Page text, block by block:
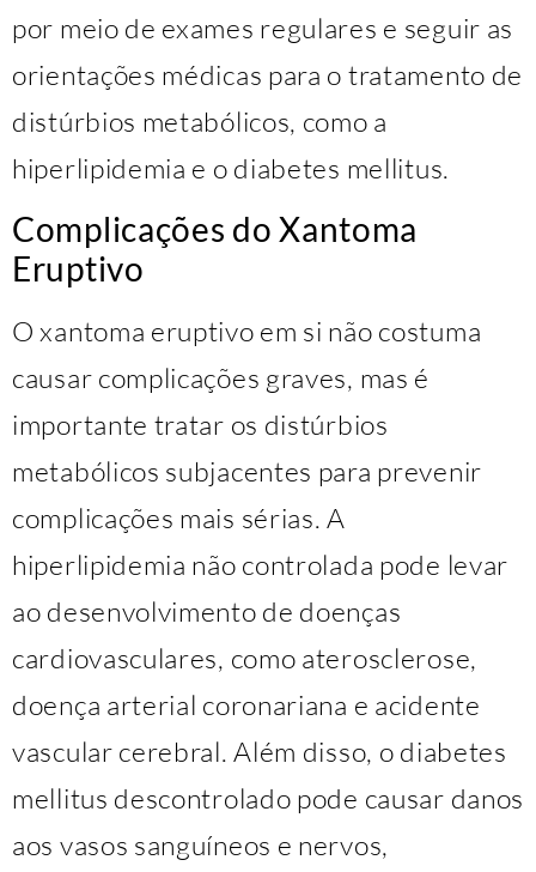
por meio de exames regulares e seguir as
orientações médicas para o tratamento de
distúrbios metabólicos, como a
hiperlipidemia e o diabetes mellitus.
Complicações do Xantoma
Eruptivo
O xantoma eruptivo em si não costuma
causar complicações graves, mas é
importante tratar os distúrbios
metabólicos subjacentes para prevenir
complicações mais sérias. A
hiperlipidemia não controlada pode levar
ao desenvolvimento de doenças
cardiovasculares, como aterosclerose,
doença arterial coronariana e acidente
vascular cerebral. Além disso, o diabetes
mellitus descontrolado pode causar danos
aos vasos sanguíneos e nervos,